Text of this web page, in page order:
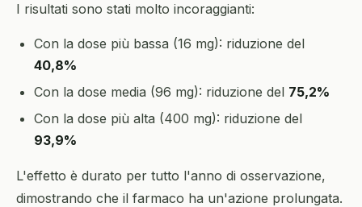
I risultati sono stati molto incoraggianti:
Con la dose più bassa (16 mg): riduzione del
40,8%
Con la dose media (96 mg): riduzione del 75,2%
Con la dose più alta (400 mg): riduzione del
93,9%
L'effetto è durato per tutto l'anno di osservazione,
dimostrando che il farmaco ha un'azione prolungata.